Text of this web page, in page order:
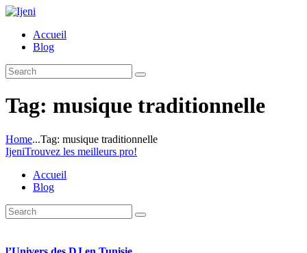
Accueil
Blog
Tag: musique traditionnelle
Home...Tag: musique traditionnelle
IjeniTrouvez les meilleurs pro!
Accueil
Blog